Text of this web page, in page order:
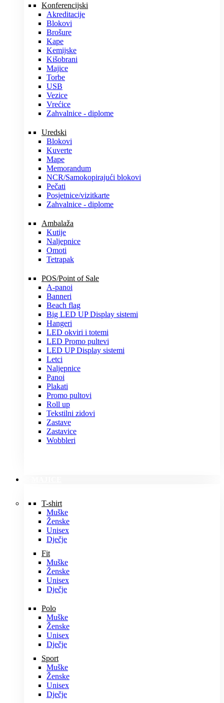
Konferencijski
Akreditacije
Blokovi
Brošure
Kape
Kemijske
Kišobrani
Majice
Torbe
USB
Vezice
Vrećice
Zahvalnice - diplome
Uredski
Blokovi
Kuverte
Mape
Memorandum
NCR/Samokopirajući blokovi
Pečati
Posjetnice/vizitkarte
Zahvalnice - diplome
Ambalaža
Kutije
Naljepnice
Omoti
Tetrapak
POS/Point of Sale
A-panoi
Banneri
Beach flag
Big LED UP Display sistemi
Hangeri
LED okviri i totemi
LED Promo pultevi
LED UP Display sistemi
Letci
Naljepnice
Panoi
Plakati
Promo pultovi
Roll up
Tekstilni zidovi
Zastave
Zastavice
Wobbleri
T-shirt
Muške
Ženske
Unisex
Dječje
Fit
Muške
Ženske
Unisex
Dječje
Polo
Muške
Ženske
Unisex
Dječje
Sport
Muške
Ženske
Unisex
Dječje